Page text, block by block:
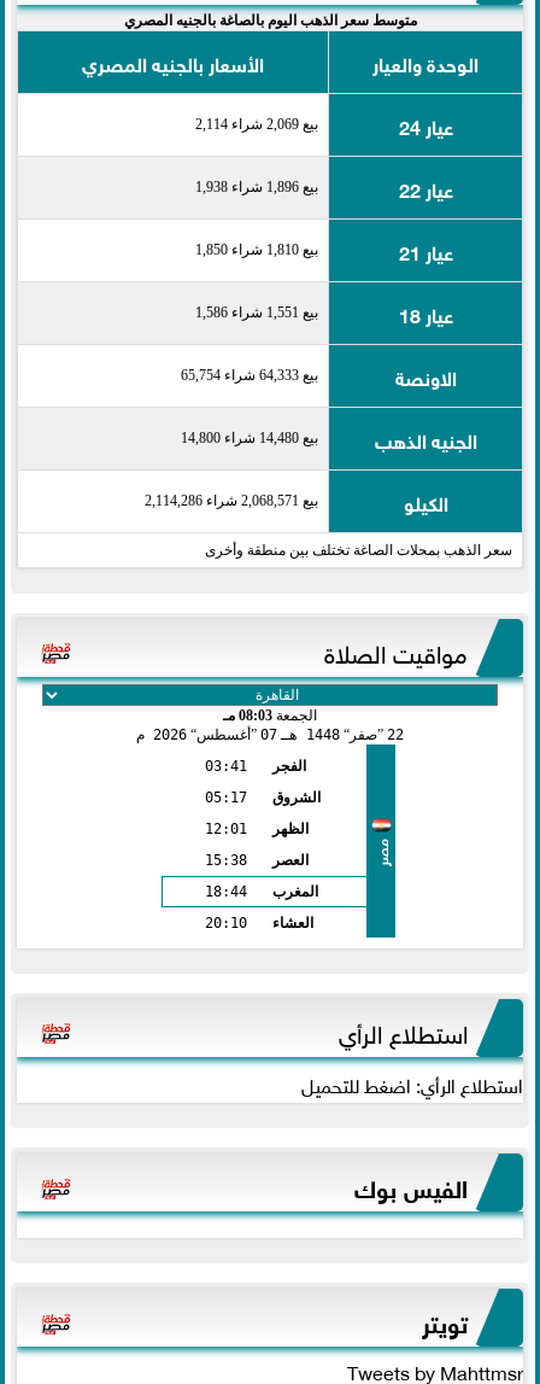
متوسط سعر الذهب اليوم بالصاغة بالجنيه المصري
الوحدة والعيار
الأسعار بالجنيه المصري
عيار 24
بيع 2,069 شراء 2,114
عيار 22 بيع 1,896 شراء 1,938
عيار 21 بيع 1,810 شراء 1,850
عيار 18 بيع 1,551 شراء 1,586
الاونصة بيع 64,333 شراء 65,754
الجنيه الذهب بيع 14,480 شراء 14,800
الكيلو بيع 2,068,571 شراء 2,114,286
سعر الذهب بمحلات الصاغة تختلف بين منطقة وأخرى
مواقيت الصلاة
الجمعة 08:03 مـ
22
صفر 1448 هـ 07 أغسطس 2026 م
مصر
الفجر
03:41
الشروق
05:17
الظهر
12:01
العصر
15:38
المغرب
18:44
العشاء
20:10
استطلاع الرأي
استطلاع الرأي: اضغط للتحميل
الفيس بوك
تويتر
Tweets by Mahttmsr